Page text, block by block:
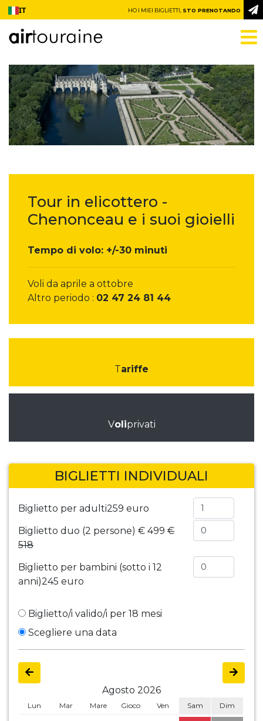
Vai al contenuto
IT HO I MIEI BIGLIETTI, STO PRENOTANDO
Tour in elicottero -
Chenonceau e i suoi gioielli
Tempo di volo: +/-30 minuti
Voli da aprile a ottobre
Altro periodo : 02 47 24 81 44
Tariffe
Voliprivati
BIGLIETTI INDIVIDUALI
Biglietto per adulti259 euro
Biglietto duo (2 persone) € 499 €
518
Biglietto per bambini (sotto i 12
anni)245 euro
Biglietto/i valido/i per 18 mesi
Scegliere una data
Agosto 2026
Lun Mar Mare Gioco Ven Sam Dim